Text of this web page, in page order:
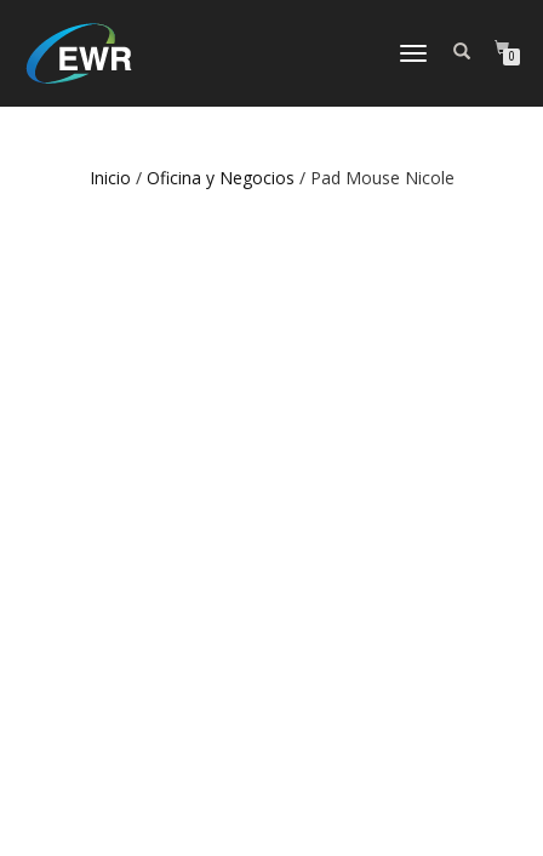
CAMBIAR
0
Inicio / Oficina y Negocios / Pad Mouse Nicole